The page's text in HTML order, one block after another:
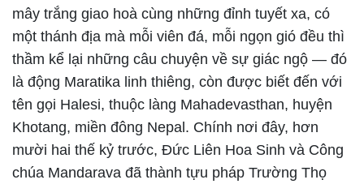
mây trắng giao hoà cùng những đỉnh tuyết xa, có
một thánh địa mà mỗi viên đá, mỗi ngọn gió đều thì
thầm kể lại những câu chuyện về sự giác ngộ — đó
là động Maratika linh thiêng, còn được biết đến với
tên gọi Halesi, thuộc làng Mahadevasthan, huyện
Khotang, miền đông Nepal. Chính nơi đây, hơn
mười hai thế kỷ trước, Đức Liên Hoa Sinh và Công
chúa Mandarava đã thành tựu pháp Trường Thọ